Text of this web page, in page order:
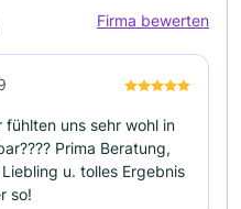
Firma bewerten
fühlten uns sehr wohl in
Prima Beratung,
u. tolles Ergebnis
so!